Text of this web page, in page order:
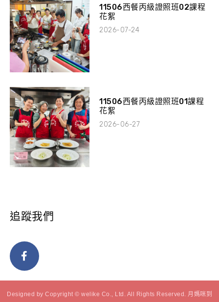
11506西餐丙級證照班02課程
花絮
2026-07-24
11506西餐丙級證照班01課程
花絮
2026-06-27
追蹤我們
Designed by Copyright © welike Co., Ltd. All Rights Reserved. 月媽咪到